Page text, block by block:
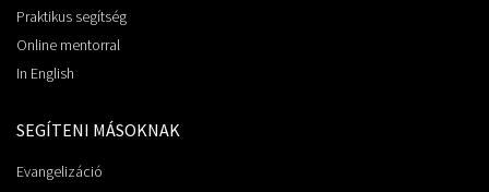
Praktikus segítség
Online mentorral
In English
SEGÍTENI MÁSOKNAK
Evangelizáció